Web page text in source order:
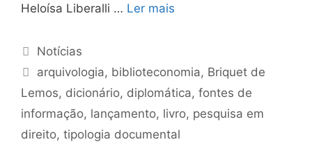
Heloísa Liberalli … Ler mais
Categorias
Notícias
Tags
arquivologia, biblioteconomia, Briquet de
Lemos, dicionário, diplomática, fontes de
informação, lançamento, livro, pesquisa em
direito, tipologia documental